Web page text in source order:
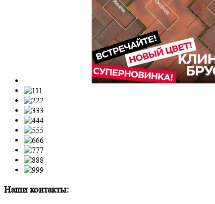
Наши контакты: